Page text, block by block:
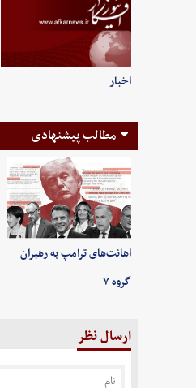
اخبار
مطالب پیشنهادی
اهانت‌های ترامپ به رهبران
گروه ۷
ارسال نظر